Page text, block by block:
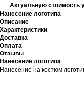
Актуальную стоимость
Нанесение логотипа
Описание
Характеристики
Доставка
Оплата
Отзывы
Нанесение логотипа
Нанесение на костюм